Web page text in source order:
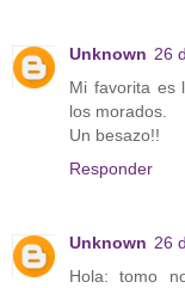
Unknown 26
Mi favorita es
los morados.
Un besazo!!
Responder
Unknown 26
Hola: tomo